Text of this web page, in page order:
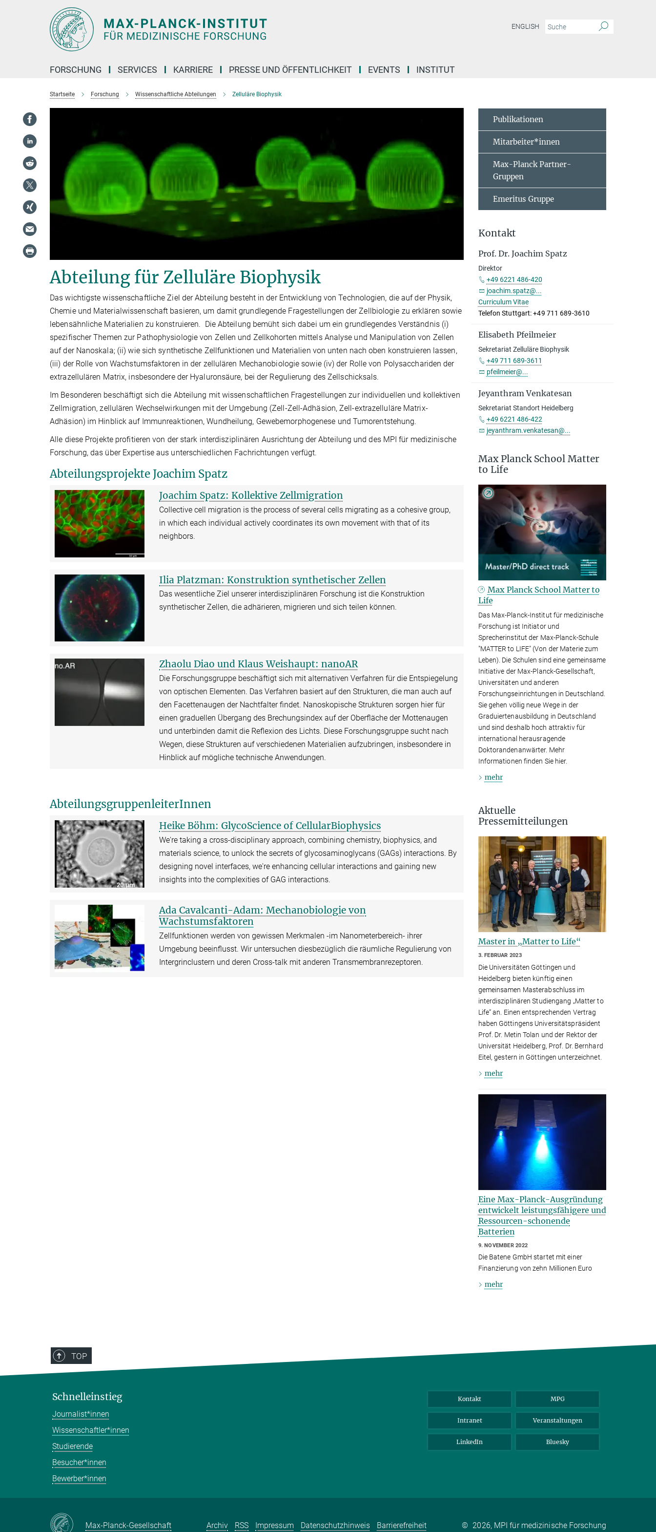
ENGLISH
FORSCHUNG SERVICES KARRIERE PRESSE UND ÖFFENTLICHKEIT EVENTS INSTITUT
Startseite Forschung Wissenschaftliche Abteilungen Zelluläre Biophysik
Abteilung für Zelluläre Biophysik
Das wichtigste wissenschaftliche Ziel der Abteilung besteht in der Entwicklung von Technologien, die auf der Physik,
Chemie und Materialwissenschaft basieren, um damit grundlegende Fragestellungen der Zellbiologie zu erklären sowie
lebensähnliche Materialien zu konstruieren. Die Abteilung bemüht sich dabei um ein grundlegendes Verständnis (i)
spezifischer Themen zur Pathophysiologie von Zellen und Zellkohorten mittels Analyse und Manipulation von Zellen
auf der Nanoskala; (ii) wie sich synthetische Zellfunktionen und Materialien von unten nach oben konstruieren lassen,
(iii) der Rolle von Wachstumsfaktoren in der zellulären Mechanobiologie sowie (iv) der Rolle von Polysacchariden der
extrazellulären Matrix, insbesondere der Hyaluronsäure, bei der Regulierung des Zellschicksals.
Im Besonderen beschäftigt sich die Abteilung mit wissenschaftlichen Fragestellungen zur individuellen und kollektiven
Zellmigration, zellulären Wechselwirkungen mit der Umgebung (Zell-Zell-Adhäsion, Zell-extrazelluläre Matrix-
Adhäsion) im Hinblick auf Immunreaktionen, Wundheilung, Gewebemorphogenese und Tumorentstehung.
Alle diese Projekte profitieren von der stark interdisziplinären Ausrichtung der Abteilung und des MPI für medizinische
Forschung, das über Expertise aus unterschiedlichen Fachrichtungen verfügt.
Abteilungsprojekte Joachim Spatz
Joachim Spatz: Kollektive Zellmigration
Collective cell migration is the process of several cells migrating as a cohesive group,
in which each individual actively coordinates its own movement with that of its
neighbors.
Ilia Platzman: Konstruktion synthetischer Zellen
Das wesentliche Ziel unserer interdisziplinären Forschung ist die Konstruktion
synthetischer Zellen, die adhärieren, migrieren und sich teilen können.
Zhaolu Diao und Klaus Weishaupt: nanoAR
Die Forschungsgruppe beschäftigt sich mit alternativen Verfahren für die Entspiegelung
von optischen Elementen. Das Verfahren basiert auf den Strukturen, die man auch auf
den Facettenaugen der Nachtfalter findet. Nanoskopische Strukturen sorgen hier für
einen graduellen Übergang des Brechungsindex auf der Oberfläche der Mottenaugen
und unterbinden damit die Reflexion des Lichts. Diese Forschungsgruppe sucht nach
Wegen, diese Strukturen auf verschiedenen Materialien aufzubringen, insbesondere in
Hinblick auf mögliche technische Anwendungen.
AbteilungsgruppenleiterInnen
Heike Böhm: GlycoScience of CellularBiophysics
We're taking a cross-disciplinary approach, combining chemistry, biophysics, and
materials science, to unlock the secrets of glycosaminoglycans (GAGs) interactions. By
designing novel interfaces, we're enhancing cellular interactions and gaining new
insights into the complexities of GAG interactions.
Ada Cavalcanti-Adam: Mechanobiologie von
Wachstumsfaktoren
Zellfunktionen werden von gewissen Merkmalen -im Nanometerbereich- ihrer
Umgebung beeinflusst. Wir untersuchen diesbezüglich die räumliche Regulierung von
Intergrinclustern und deren Cross-talk mit anderen Transmembranrezeptoren.
Publikationen
Mitarbeiter*innen
Max-Planck Partner-
Gruppen
Emeritus Gruppe
Kontakt
Prof. Dr. Joachim Spatz
Direktor
+49 6221 486-420
joachim.spatz@...
Curriculum Vitae
Telefon Stuttgart: +49 711 689-3610
Elisabeth Pfeilmeier
Sekretariat Zelluläre Biophysik
+49 711 689-3611
pfeilmeier@...
Jeyanthram Venkatesan
Sekretariat Standort Heidelberg
+49 6221 486-422
jeyanthram.venkatesan@...
Max Planck School Matter
to Life
Max Planck School Matter to
Life
Das Max-Planck-Institut für medizinische
Forschung ist Initiator und
Sprecherinstitut der Max-Planck-Schule
"MATTER to LIFE" (Von der Materie zum
Leben). Die Schulen sind eine gemeinsame
Initiative der Max-Planck-Gesellschaft,
Universitäten und anderen
Forschungseinrichtungen in Deutschland.
Sie gehen völlig neue Wege in der
Graduiertenausbildung in Deutschland
und sind deshalb hoch attraktiv für
international herausragende
Doktorandenanwärter. Mehr
Informationen finden Sie hier.
mehr
Aktuelle
Pressemitteilungen
Master in „Matter to Life“
3. FEBRUAR 2023
Die Universitäten Göttingen und
Heidelberg bieten künftig einen
gemeinsamen Masterabschluss im
interdisziplinären Studiengang „Matter to
Life“ an. Einen entsprechenden Vertrag
haben Göttingens Universitätspräsident
Prof. Dr. Metin Tolan und der Rektor der
Universität Heidelberg, Prof. Dr. Bernhard
Eitel, gestern in Göttingen unterzeichnet.
mehr
Eine Max-Planck-Ausgründung
entwickelt leistungsfähigere und
Ressourcen-schonende
Batterien
9. NOVEMBER 2022
Die Batene GmbH startet mit einer
Finanzierung von zehn Millionen Euro
mehr
TOP
Schnelleinstieg
Journalist*innen
Wissenschaftler*innen
Studierende
Besucher*innen
Bewerber*innen
Kontakt MPG
Intranet Veranstaltungen
LinkedIn Bluesky
Max-Planck-Gesellschaft Archiv RSS Impressum Datenschutzhinweis Barrierefreiheit © 2026, MPI für medizinische Forschung